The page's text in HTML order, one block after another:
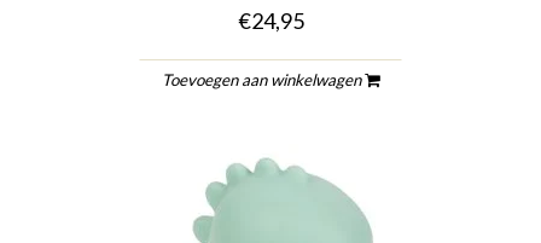
€24,95
Toevoegen aan winkelwagen